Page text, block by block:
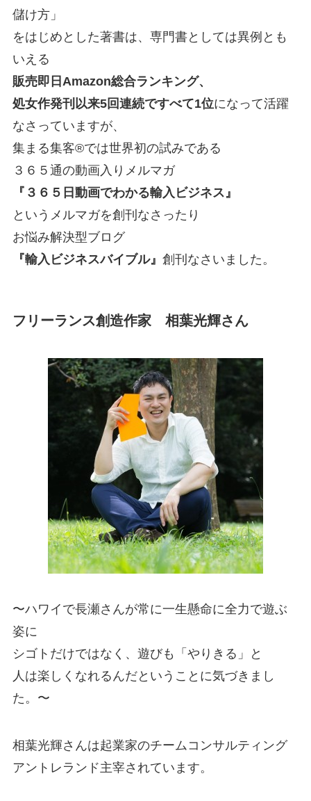
儲け方」
をはじめとした著書は、専門書としては異例とも
いえる
販売即日Amazon総合ランキング、
処女作発刊以来5回連続ですべて1位になって活躍
なさっていますが、
集まる集客®では世界初の試みである
３６５通の動画入りメルマガ
『３６５日動画でわかる輸入ビジネス』
というメルマガを創刊なさったり
お悩み解決型ブログ
『輸入ビジネスバイブル』 創刊なさいました。
フリーランス創造作家 相葉光輝さん
〜ハワイで長瀬さんが常に一生懸命に全力で遊ぶ
姿に
シゴトだけではなく、遊びも「やりきる」と
人は楽しくなれるんだということに気づきまし
た。〜
相葉光輝さんは起業家のチームコンサルティング
アントレランド主宰されています。